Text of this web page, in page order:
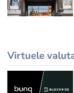
Virtuele